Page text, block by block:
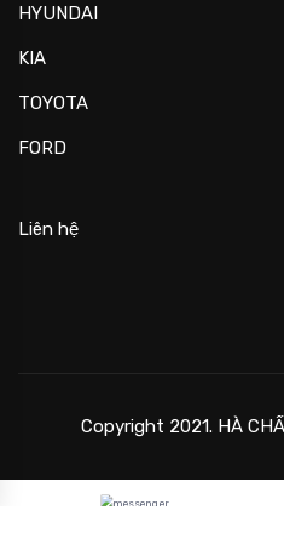
HYUNDAI
KIA
TOYOTA
FORD
Liên hệ
Copyright 2021. HÀ